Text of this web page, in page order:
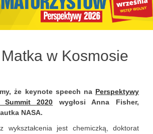
w Kosmosie
że keynote speech na Perspektywy
2020 wygłosi Anna Fisher,
NASA.
jest chemiczką, doktorat